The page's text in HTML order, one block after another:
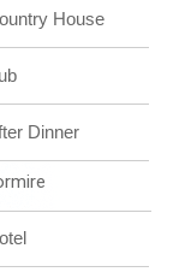
House
Dinner